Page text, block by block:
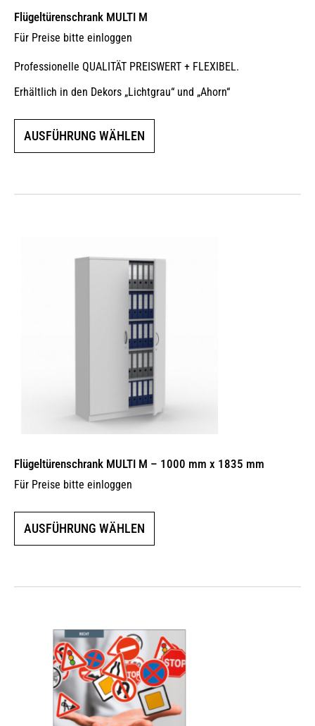
Flügeltürenschrank MULTI M
Für Preise bitte einloggen
Professionelle QUALITÄT PREISWERT + FLEXIBEL.
Erhältlich in den Dekors „Lichtgrau“ und „Ahorn“
AUSFÜHRUNG WÄHLEN
Optionen
Produktseite
gewählt
Flügeltürenschrank MULTI M – 1000 mm x 1835 mm
Für Preise bitte einloggen
AUSFÜHRUNG WÄHLEN
Die
Optionen
können
auf
der
Produktseite